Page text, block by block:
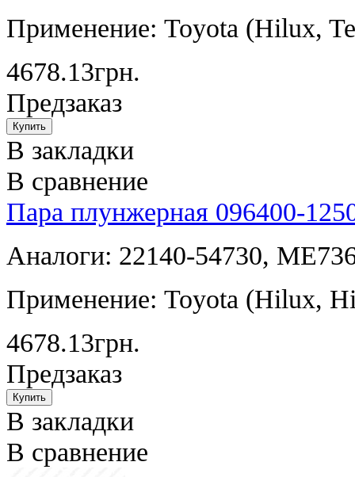
Применение: Toyota (Hilux,
4678.13грн.
Предзаказ
В закладки
В сравнение
Пара плунжерная 096400-
Аналоги: 22140-54730,
Применение: Toyota (Hilux,
4678.13грн.
Предзаказ
В закладки
В сравнение